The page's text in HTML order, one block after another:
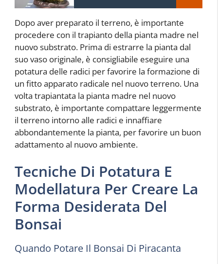
Dopo aver preparato il terreno, è importante
procedere con il trapianto della pianta madre nel
nuovo substrato. Prima di estrarre la pianta dal
suo vaso originale, è consigliabile eseguire una
potatura delle radici per favorire la formazione di
un fitto apparato radicale nel nuovo terreno. Una
volta trapiantata la pianta madre nel nuovo
substrato, è importante compattare leggermente
il terreno intorno alle radici e innaffiare
abbondantemente la pianta, per favorire un buon
adattamento al nuovo ambiente.
Tecniche Di Potatura E
Modellatura Per Creare La
Forma Desiderata Del
Bonsai
Quando Potare Il Bonsai Di Piracanta